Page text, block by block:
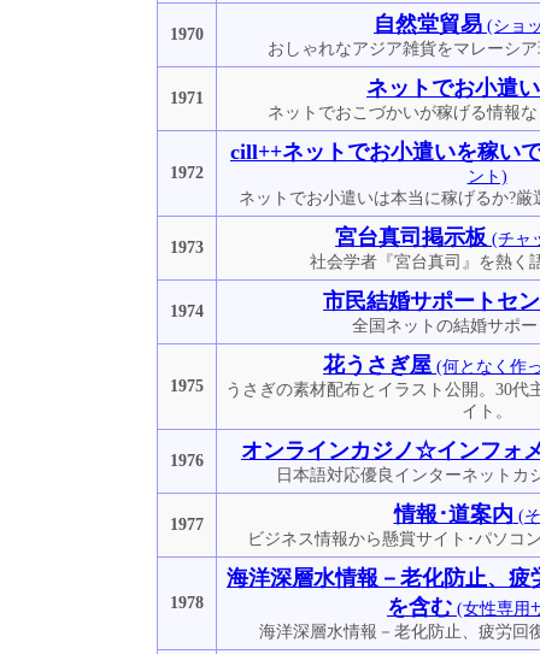
1970 自然堂貿易 (ショ
おしゃれなアジア雑貨をマレーシ
1971 ネットでお小遣い
ネットでおこづかいが稼げる情報
1972
cill++ネットでお小遣いを稼い
ント)
ネットでお小遣いは本当に稼げるか?
1973 宮台真司掲示板 (チャ
社会学者『宮台真司』を熱く
1974 市民結婚サポートセ
全国ネットの結婚サポ
1975
花うさぎ屋 (何となく作
うさぎの素材配布とイラスト公開。30代
イト。
1976 オンラインカジノ☆インフォ
日本語対応優良インターネットカ
1977 情報･道案内 (
ビジネス情報から懸賞サイト･パソコ
1978
海洋深層水情報－老化防止、疲
を含む (女性専用
海洋深層水情報－老化防止、疲労回